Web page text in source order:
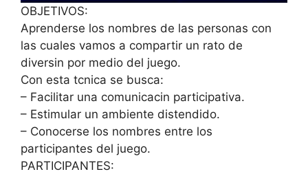
OBJETIVOS:
Aprenderse los nombres de las personas con
las cuales vamos a compartir un rato de
diversin por medio del juego.
Con esta tcnica se busca:
– Facilitar una comunicacin participativa.
– Estimular un ambiente distendido.
– Conocerse los nombres entre los
participantes del juego.
PARTICIPANTES: